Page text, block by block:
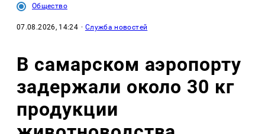
Общество
07.08.2026, 14:24 · Служба новостей
В самарском аэропорту
задержали около 30 кг
продукции